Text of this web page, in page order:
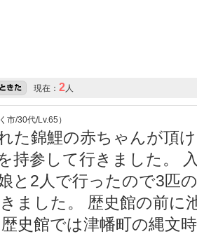
現在： 2 人
市/30代/Lv.65）
た錦鯉の赤ちゃんが頂
持参して行きました。
と2人で行ったので3匹
ました。 歴史館の前に
史館では津幡町の縄文